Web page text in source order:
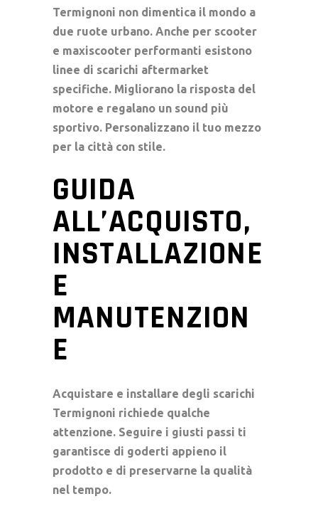
Termignoni non dimentica il mondo a
due ruote urbano. Anche per scooter
e maxiscooter performanti esistono
linee di scarichi aftermarket
specifiche. Migliorano la risposta del
motore e regalano un sound più
sportivo. Personalizzano il tuo mezzo
per la città con stile.
GUIDA
ALL’ACQUISTO,
INSTALLAZIONE
E
MANUTENZION
E
Acquistare e installare degli scarichi
Termignoni richiede qualche
attenzione. Seguire i giusti passi ti
garantisce di goderti appieno il
prodotto e di preservarne la qualità
nel tempo.